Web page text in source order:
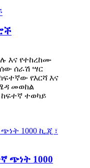
እና የተከረከሙ
ሰራሽ ሣር
የእርሻ እና
መወከል
ከፍተኛ ተወካይ
ጭነት 1000